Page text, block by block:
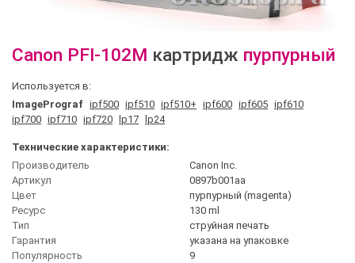
Canon PFI-102M картридж пурпурный
Используется в:
ImagePrograf ipf500 ipf510 ipf510+ ipf600 ipf605 ipf610
ipf700 ipf710 ipf720 lp17 lp24
Технические характеристики:
Производитель
Canon Inc.
Артикул
0897b001aa
Цвет
пурпурный (magenta)
Ресурс
130 ml
Тип
струйная печать
Гарантия
указана на упаковке
Популярность
9